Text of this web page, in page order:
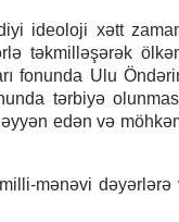
ideoloji xətt
təkmilləşərək
fonunda Ulu
tərbiyə
edən və
mənəvi